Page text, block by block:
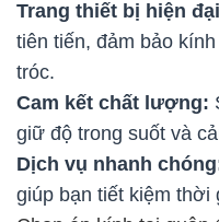
Trang thiết bị hiện
tiên tiến, đảm bảo
tróc.
Cam kết chất lượng:
giữ độ trong suốt và
Dịch vụ nhanh
giúp bạn tiết kiệm thời